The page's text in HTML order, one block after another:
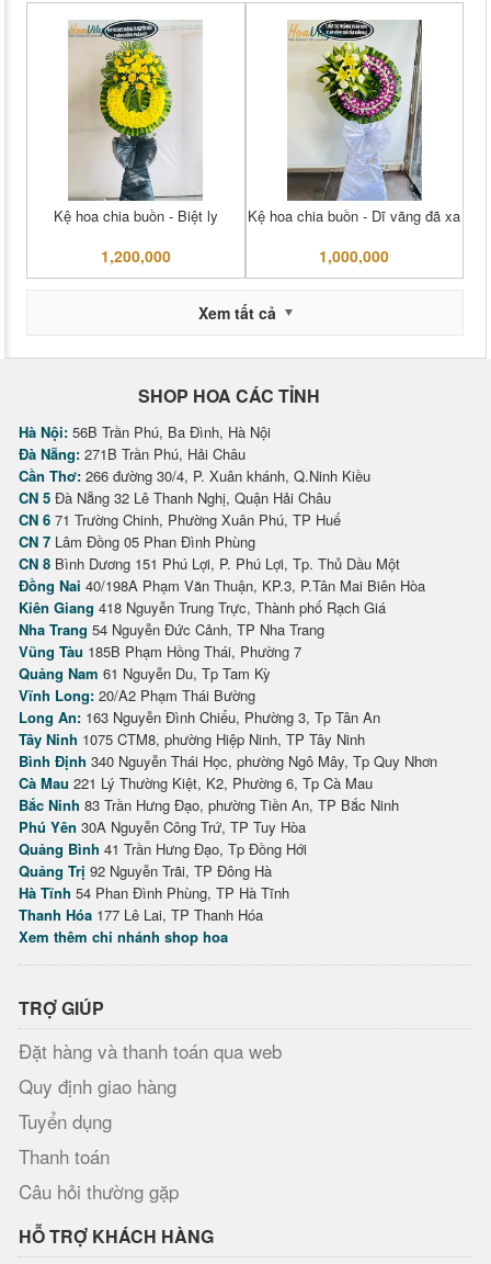
Kệ hoa chia buồn - Biệt ly
1,200,000
Kệ hoa chia buồn - Dĩ vãng đã xa
1,000,000
Xem tất cả
SHOP HOA CÁC TỈNH
Hà Nội: 56B Trần Phú, Ba Đình, Hà Nội
Đà Nẵng: 271B Trần Phú, Hải Châu
Cần Thơ: 266 đường 30/4, P. Xuân khánh, Q.Ninh Kiều
CN 5 Đà Nẵng 32 Lê Thanh Nghị, Quận Hải Châu
CN 6 71 Trường Chinh, Phường Xuân Phú, TP Huế
CN 7 Lâm Đồng 05 Phan Đình Phùng
CN 8 Bình Dương 151 Phú Lợi, P. Phú Lợi, Tp. Thủ Dầu Một
Đồng Nai 40/198A Phạm Văn Thuận, KP.3, P.Tân Mai Biên Hòa
Kiên Giang 418 Nguyễn Trung Trực, Thành phố Rạch Giá
Nha Trang 54 Nguyễn Đức Cảnh, TP Nha Trang
Vũng Tàu 185B Phạm Hồng Thái, Phường 7
Quảng Nam 61 Nguyễn Du, Tp Tam Kỳ
Vĩnh Long: 20/A2 Phạm Thái Bường
Long An: 163 Nguyễn Đình Chiểu, Phường 3, Tp Tân An
Tây Ninh 1075 CTM8, phường Hiệp Ninh, TP Tây Ninh
Bình Định 340 Nguyễn Thái Học, phường Ngô Mây, Tp Quy Nhơn
Cà Mau 221 Lý Thường Kiệt, K2, Phường 6, Tp Cà Mau
Bắc Ninh 83 Trần Hưng Đạo, phường Tiền An, TP Bắc Ninh
Phú Yên 30A Nguyễn Công Trứ, TP Tuy Hòa
Quảng Bình 41 Trần Hưng Đạo, Tp Đồng Hới
Quảng Trị 92 Nguyễn Trãi, TP Đông Hà
Hà Tĩnh 54 Phan Đình Phùng, TP Hà Tĩnh
Thanh Hóa 177 Lê Lai, TP Thanh Hóa
Xem thêm chi nhánh shop hoa
TRỢ GIÚP
Đặt hàng và thanh toán qua web
Quy định giao hàng
Tuyển dụng
Thanh toán
Câu hỏi thường gặp
HỖ TRỢ KHÁCH HÀNG